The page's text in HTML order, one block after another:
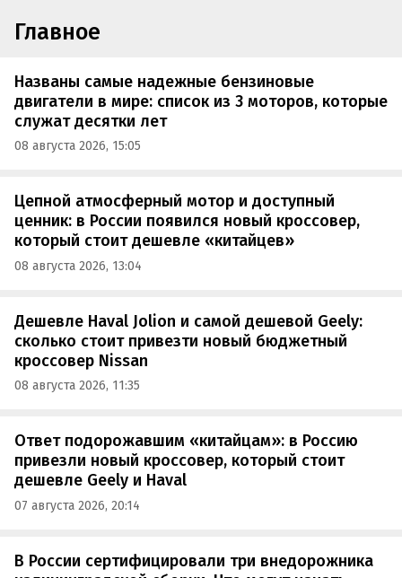
Главное
Названы самые надежные бензиновые
двигатели в мире: список из 3 моторов, которые
служат десятки лет
08 августа 2026, 15:05
Цепной атмосферный мотор и доступный
ценник: в России появился новый кроссовер,
который стоит дешевле «китайцев»
08 августа 2026, 13:04
Дешевле Haval Jolion и самой дешевой Geely:
сколько стоит привезти новый бюджетный
кроссовер Nissan
08 августа 2026, 11:35
Ответ подорожавшим «китайцам»: в Россию
привезли новый кроссовер, который стоит
дешевле Geely и Haval
07 августа 2026, 20:14
В России сертифицировали три внедорожника